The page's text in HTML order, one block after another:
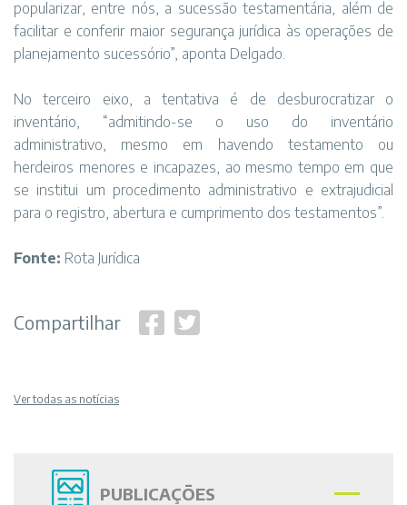
popularizar, entre nós, a sucessão testamentária, além de
facilitar e conferir maior segurança jurídica às operações de
planejamento sucessório”, aponta Delgado.
No terceiro eixo, a tentativa é de desburocratizar o
inventário, “admitindo-se o uso do inventário
administrativo, mesmo em havendo testamento ou
herdeiros menores e incapazes, ao mesmo tempo em que
se institui um procedimento administrativo e extrajudicial
para o registro, abertura e cumprimento dos testamentos”.
Fonte: Rota Jurídica
Compartilhar
Ver todas as notícias
PUBLICAÇÕES